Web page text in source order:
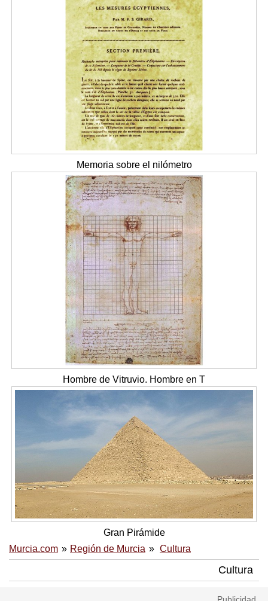
Memoria sobre el nilómetro
Hombre de Vitruvio. Hombre en T
Gran Pirámide
Murcia.com
Región de Murcia Cultura
Cultura